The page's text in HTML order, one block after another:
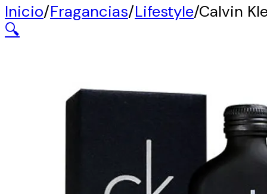
Inicio/Fragancias/Lifestyle/Calvin
🔍